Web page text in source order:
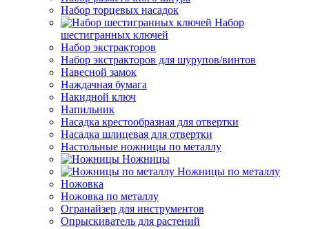
Набор торцевых насадок
Набор
шестигранных ключей
Набор экстракторов
Набор экстракторов для шурупов/винтов
Навесной замок
Наждачная бумага
Накидной ключ
Напильник
Насадка крестообразная для отвертки
Насадка шлицевая для отвертки
Настольные ножницы по металлу
Ножницы
Ножницы по металлу
Ножовка
Ножовка по металлу
Огранайзер для инструментов
Опрыскиватель для растений